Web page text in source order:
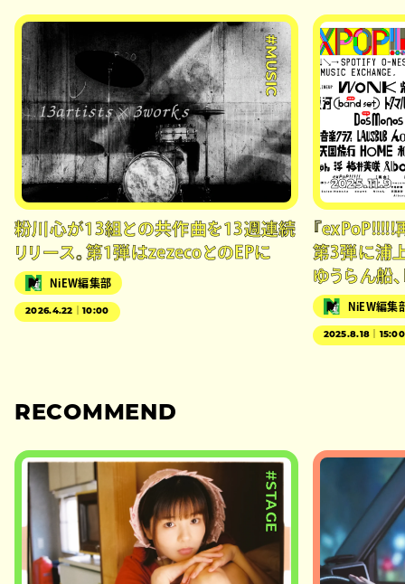
#MUSIC
粉川心が13組との共作曲を13週連続
リリース。第1弾はzezecoとのEPに
NiEW編集部
2026.4.22｜10:00
2025.11.9
『exPoP!!!!!
第3弾に浦
ゆうらん船
NiEW編集
2025.8.18｜15:00
RECOMMEND
#STAGE